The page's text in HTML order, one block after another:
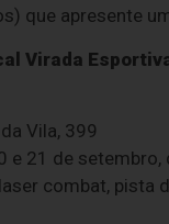
que apresente
Virada
Vila, 399
e 21 de
combat, pista